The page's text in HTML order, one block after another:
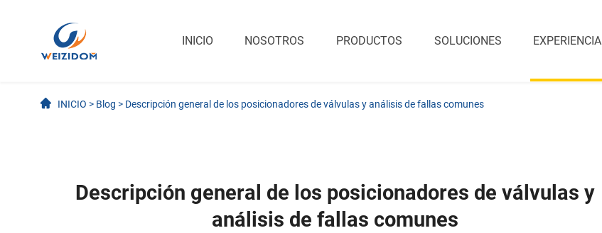
INICIO NOSOTROS PRODUCTOS SOLUCIONES EXPERIENCIA
INICIO > Blog > Descripción general de los posicionadores de válvulas y análisis de fallas comunes
Descripción general de los posicionadores de válvulas y
análisis de fallas comunes